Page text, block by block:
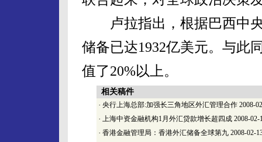
卢拉指出，根据巴西中央
储备已达1932亿美元。与此
值了20%以上。
相关稿件
· 央行上海总部:加强长三角地区外汇管理合作 2008-
· 上海中资金融机构1月外汇贷款增长超四成 2008-02-
· 香港金融管理局：香港外汇储备全球第九 2008-02-